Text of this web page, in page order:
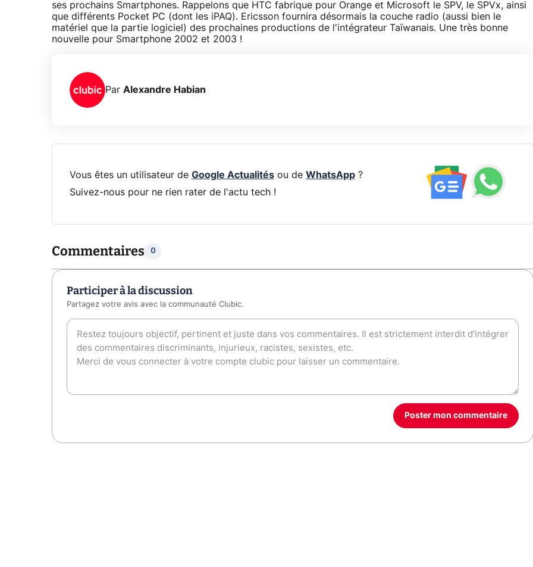
ses prochains Smartphones. Rappelons que HTC fabrique pour Orange et Microsoft le SPV, le SPVx, ainsi
que différents Pocket PC (dont les iPAQ). Ericsson fournira désormais la couche radio (aussi bien le
matériel que la partie logiciel) des prochaines productions de l'intégrateur Taïwanais. Une très bonne
nouvelle pour Smartphone 2002 et 2003 !
Par Alexandre Habian
Vous êtes un utilisateur de Google Actualitésou de WhatsApp?
Suivez-nous pour ne rien rater de l'actu tech !
Commentaires 0
Participer à la discussion
Partagez votre avis avec la communauté Clubic.
Poster mon commentaire